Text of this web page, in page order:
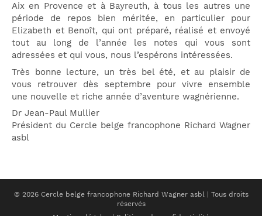
Aix en Provence et à Bayreuth, à tous les autres une
période de repos bien méritée, en particulier pour
Elizabeth et Benoît, qui ont préparé, réalisé et envoyé
tout au long de l’année les notes qui vous sont
adressées et qui vous, nous l’espérons intéressées.
Très bonne lecture, un très bel été, et au plaisir de
vous retrouver dès septembre pour vivre ensemble
une nouvelle et riche année d’aventure wagnérienne.
Dr Jean-Paul Mullier
Président du Cercle belge francophone Richard Wagner
asbl
© 2026 Cercle belge francophone Richard Wagner asbl | Tous droits
réservés